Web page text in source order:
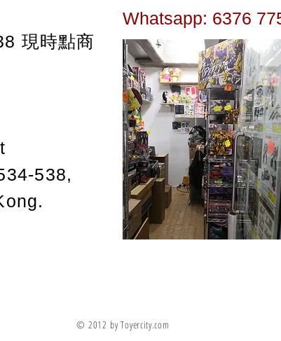
現時點商
538,
Whatsapp: 6376
© 2012 by Toyercity.com